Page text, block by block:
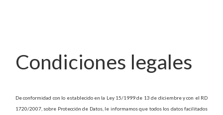
Condiciones legales
De conformidad con lo establecido en la Ley 15/1999 de 13 de diciembre y con el RD
1720/2007, sobre Protección de Datos, le informamos que todos los datos facilitados